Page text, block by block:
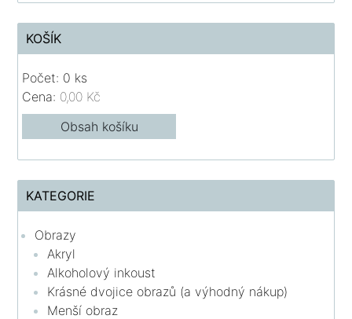
KOŠÍK
Počet: 0 ks
Cena: 0,00 Kč
Obsah košíku
KATEGORIE
Obrazy
Akryl
Alkoholový inkoust
Krásné dvojice obrazů (a výhodný nákup)
Menší obraz